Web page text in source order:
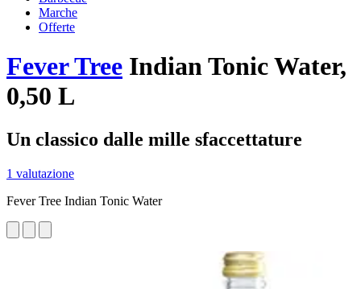
Marche
Offerte
Fever Tree Indian Tonic Water,
0,50 L
Un classico dalle mille sfaccettature
1 valutazione
Fever Tree Indian Tonic Water